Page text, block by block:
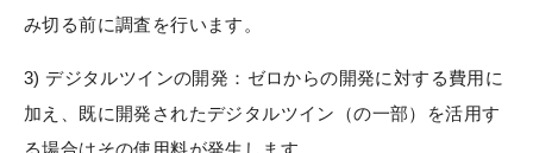
み切る前に調査を行います。
3) デジタルツインの開発：ゼロからの開発に対する費用に
加え、既に開発されたデジタルツイン（の一部）を活用す
る場合はその使用料が発生します。